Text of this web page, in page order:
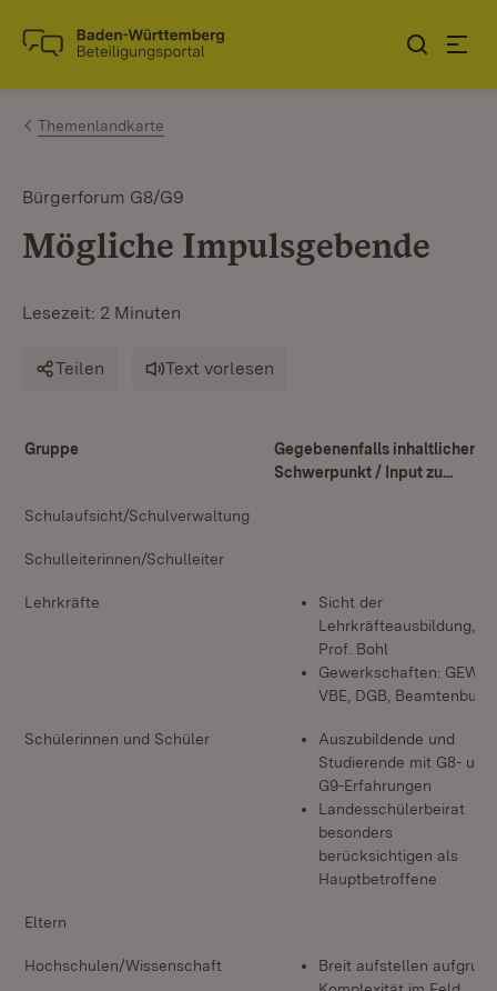
Zum Inhalt springen
Link zur Startseite
Themenlandkarte
Bürgerforum G8/G9
Mögliche Impulsgebende
Lesezeit: 2 Minuten
Teilen Text vorlesen
Gruppe
Gegebenenfalls inhaltlicher
Schwerpunkt / Input zu...
Schulaufsicht/Schulverwaltung
Schulleiterinnen/Schulleiter
Lehrkräfte
Sicht der
Lehrkräfteausbildung,
Prof. Bohl
Gewerkschaften: GEW,
VBE, DGB, Beamtenbund
Schülerinnen und Schüler
Auszubildende und
Studierende mit G8- und
G9-Erfahrungen
Landesschülerbeirat
besonders
berücksichtigen als
Hauptbetroffene
Eltern
Hochschulen/Wissenschaft
Breit aufstellen aufgrund